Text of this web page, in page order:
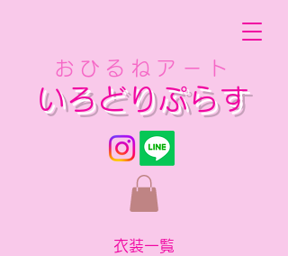
おひるねアート
いろどりぷらす
​衣装一覧